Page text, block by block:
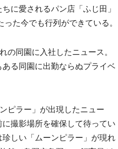
に愛されるパン店「ふじ田」
た今でも行列ができている。
同園に入社したニュース。
る同園に出勤ならぬプライベ
ピラー」が出現したニュー
撮影場所を確保して待ってい
しい「ムーンピラー」が現れ